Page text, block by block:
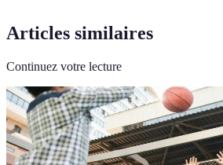
Articles similaires
Continuez votre lecture